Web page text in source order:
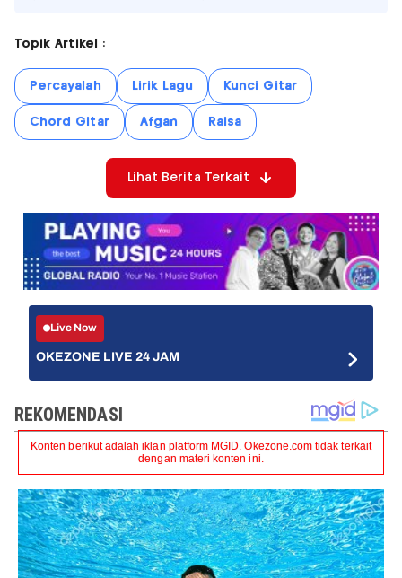
Topik Artikel :
Percayalah Lirik Lagu Kunci Gitar
Chord Gitar Afgan Raisa
Lihat Berita Terkait
Live Now
OKEZONE LIVE 24 JAM